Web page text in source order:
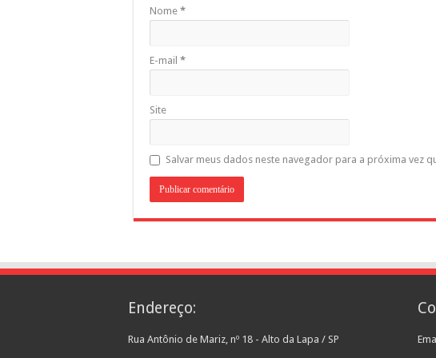
Nome *
E-mail *
Site
Salvar meus dados neste navegador para a próxima vez
Endereço:
Rua Antônio de Mariz, nº 18 - Alto da Lapa / SP